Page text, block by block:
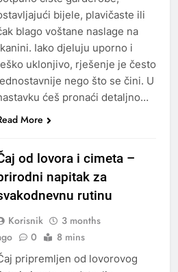
bijele, plavičaste ili
blago voštane naslage na
Iako djeluju uporno i
uklonjivo, rješenje je često
nego što se čini. U
ćeš pronaći detaljno…
More
od lovora i cimeta –
napitak za
rutinu
Korisnik
3 months
0 8 mins
pripremljen od lovorovog